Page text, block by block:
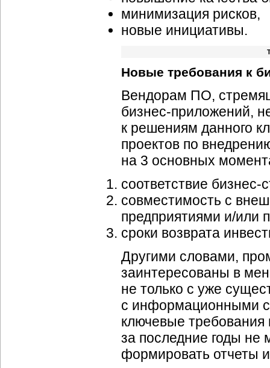
минимизация рисков,
новые инициативы.
Новые требования к
Вендорам ПО,
бизнес-приложений,
к решениям данного
проектов по
на 3 основных
соответствие бизнес-
совместимость с
предприятиями и/или
сроки возврата
Другими словами,
заинтересованы в
не только с уже
с информационными
ключевые
за последние годы не
формировать отчеты